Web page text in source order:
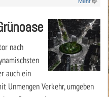
nach
auch ein
Unmengen Verkehr, umgeben